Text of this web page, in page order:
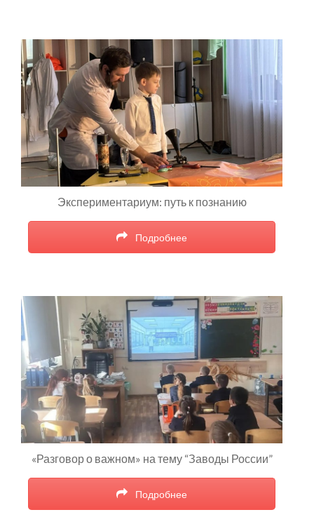
Экспериментариум: путь к познанию
Подробнее
«Разговор о важном» на тему “Заводы России”
Подробнее